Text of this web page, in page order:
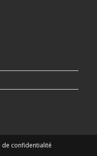
de confidentialité